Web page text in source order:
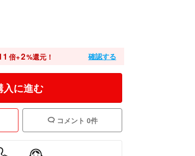
倍+2%還元！ 確認する
入に進む
コメント 0件